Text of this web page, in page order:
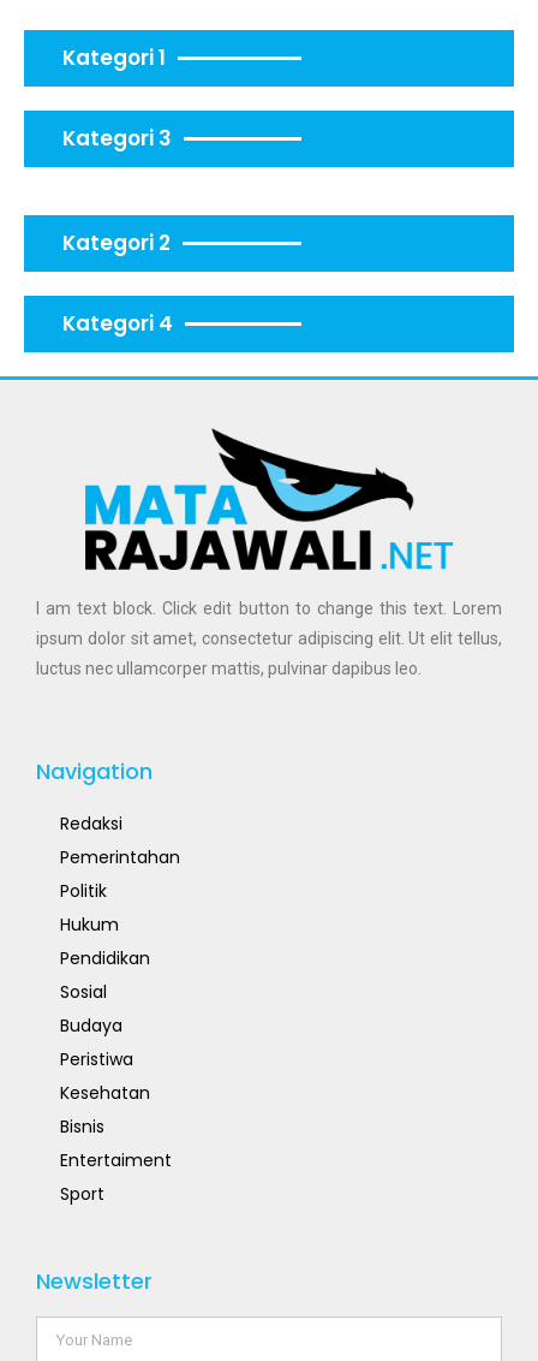
Kategori 1
Kategori 3
Kategori 2
Kategori 4
I am text block. Click edit button to change this text. Lorem
ipsum dolor sit amet, consectetur adipiscing elit. Ut elit tellus,
luctus nec ullamcorper mattis, pulvinar dapibus leo.
Navigation
Redaksi
Pemerintahan
Politik
Hukum
Pendidikan
Sosial
Budaya
Peristiwa
Kesehatan
Bisnis
Entertaiment
Sport
Newsletter